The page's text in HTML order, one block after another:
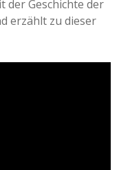
2016
der Geschichte der
erzählt zu dieser